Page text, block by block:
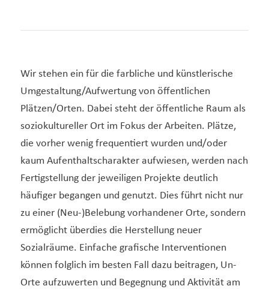
Wir stehen ein für die farbliche und künstlerische
Umgestaltung/Aufwertung von öffentlichen
Plätzen/Orten. Dabei steht der öffentliche Raum als
soziokultureller Ort im Fokus der Arbeiten. Plätze,
die vorher wenig frequentiert wurden und/oder
kaum Aufenthaltscharakter aufwiesen, werden nach
Fertigstellung der jeweiligen Projekte deutlich
häufiger begangen und genutzt. Dies führt nicht nur
zu einer (Neu-)Belebung vorhandener Orte, sondern
ermöglicht überdies die Herstellung neuer
Sozialräume. Einfache grafische Interventionen
können folglich im besten Fall dazu beitragen, Un-
Orte aufzuwerten und Begegnung und Aktivität am